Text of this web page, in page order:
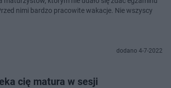
nimi bardzo pracowite wakacje. Nie wszyscy
dodano 4-7-2022
cię matura w sesji